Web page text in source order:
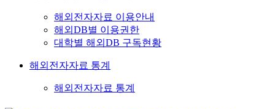
해외전자자료 이용안내
해외DB별 이용권한
대학별 해외DB 구독현황
해외전자자료 통계
해외전자자료 통계